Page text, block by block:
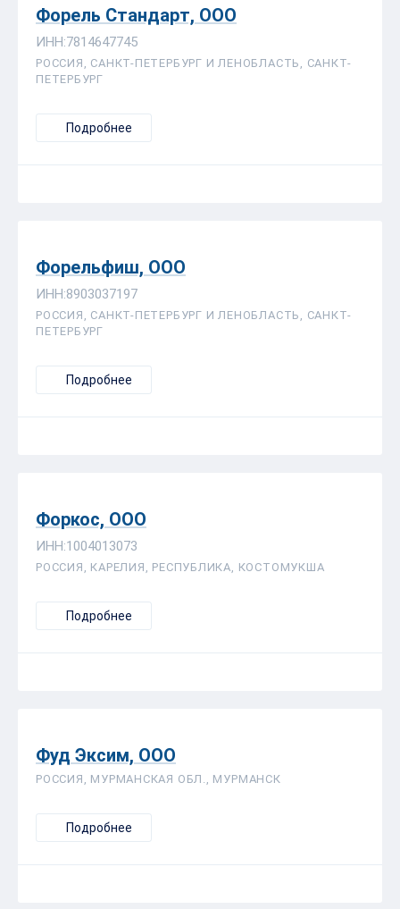
Форель Стандарт, ООО
ИНН:7814647745
РОССИЯ, САНКТ-ПЕТЕРБУРГ И ЛЕНОБЛАСТЬ, САНКТ-
ПЕТЕРБУРГ
Подробнее
Форельфиш, ООО
ИНН:8903037197
РОССИЯ, САНКТ-ПЕТЕРБУРГ И ЛЕНОБЛАСТЬ, САНКТ-
ПЕТЕРБУРГ
Подробнее
Форкос, ООО
ИНН:1004013073
РОССИЯ, КАРЕЛИЯ, РЕСПУБЛИКА, КОСТОМУКША
Подробнее
Фуд Эксим, ООО
РОССИЯ, МУРМАНСКАЯ ОБЛ., МУРМАНСК
Подробнее